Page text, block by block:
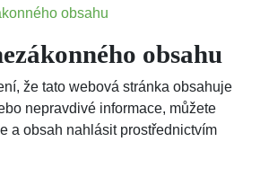
obsahu
obsahu
že tato webová stránka obsahuje
nepravdivé informace, můžete
a obsah nahlásit prostřednictvím